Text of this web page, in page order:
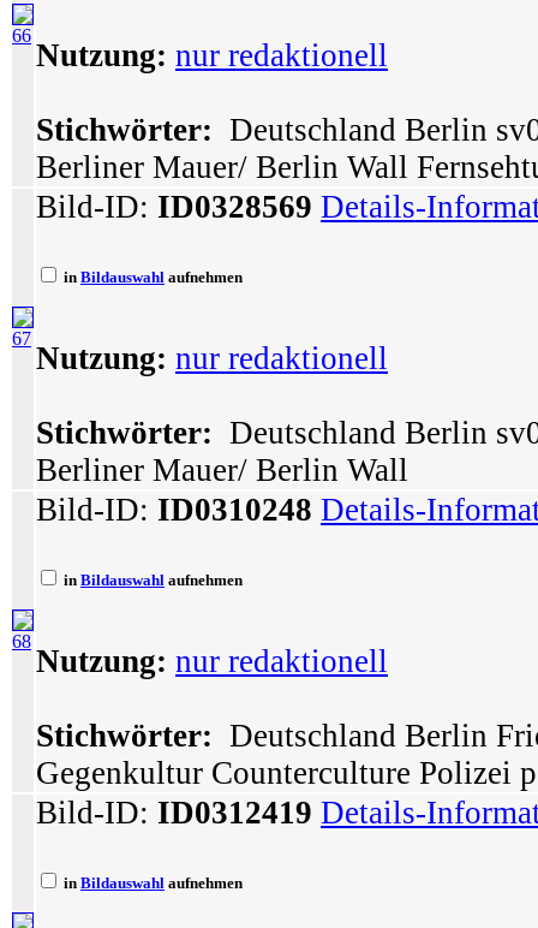
66
Nutzung: nur redaktionell
Stichwörter: Deutschland Berlin
Berliner Mauer/ Berlin Wall
67
Bild-ID: ID0328569 Details-
in Bildauswahl aufnehmen
Nutzung: nur redaktionell
Stichwörter: Deutschland Berlin
Berliner Mauer/ Berlin Wall
68
Bild-ID: ID0310248 Details-
in Bildauswahl aufnehmen
Nutzung: nur redaktionell
Stichwörter: Deutschland Berlin
Gegenkultur Counterculture Polizei
Bild-ID: ID0312419 Details-
in Bildauswahl aufnehmen